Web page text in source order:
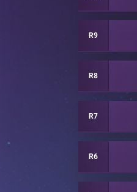
R9
R8
R7
R6